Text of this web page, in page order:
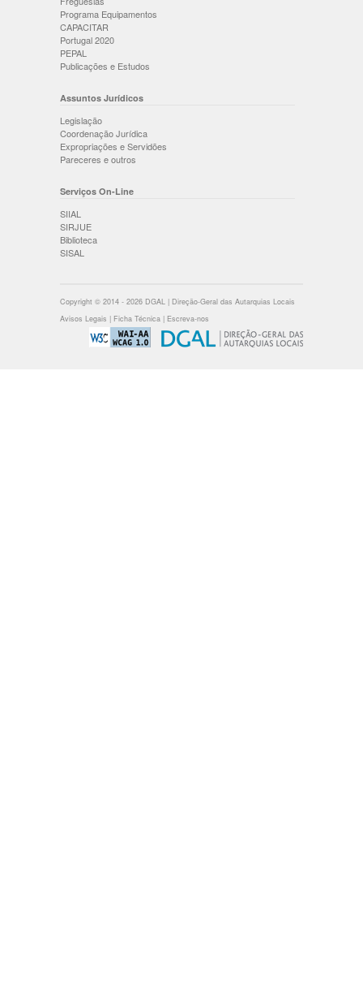
Programa Equipamentos
CAPACITAR
Portugal 2020
PEPAL
Publicações e Estudos
Assuntos Jurídicos
Legislação
Coordenação Jurídica
Expropriações e Servidões
Pareceres e outros
Serviços On-Line
SIIAL
SIRJUE
Biblioteca
SISAL
Copyright © 2014 - 2026 DGAL | Direção-Geral das Autarquias Locais
Avisos Legais | Ficha Técnica | Escreva-nos